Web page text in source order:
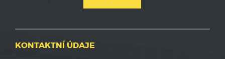
KONTAKTNÍ ÚDAJE